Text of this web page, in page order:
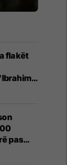
flakët
pas
të